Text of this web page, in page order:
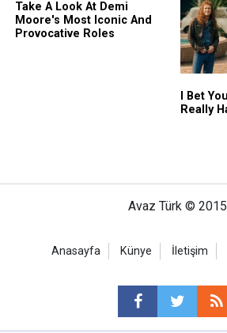
Avaz Türk © 2015
Anasayfa Künye İletişim